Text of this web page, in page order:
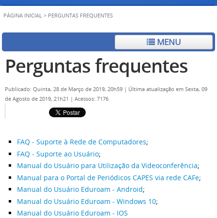
PÁGINA INICIAL > PERGUNTAS FREQUENTES
MENU
Perguntas frequentes
Publicado: Quinta, 28 de Março de 2019, 20h59 | Última atualização em Sexta, 09
de Agosto de 2019, 21h21 | Acessos: 7176
FAQ - Suporte à Rede de Computadores;
FAQ - Suporte ao Usuário;
Manual do Usuário para Utilização da Videoconferência;
Manual para o Portal de Periódicos CAPES via rede CAFe;
Manual do Usuário Eduroam - Android;
Manual do Usuário Eduroam - Windows 10;
Manual do Usuário Eduroam - IOS